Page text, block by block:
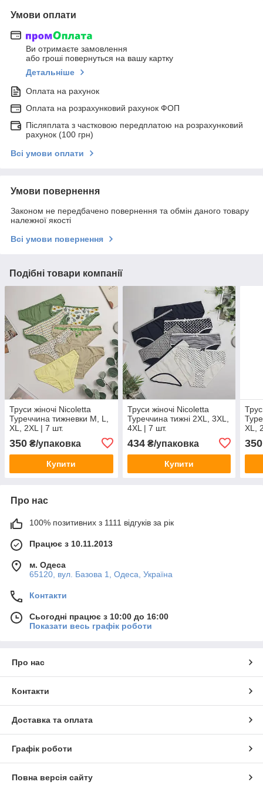
Умови оплати
Ви отримаєте замовлення
або гроші повернуться на вашу картку
Детальніше
Оплата на рахунок
Оплата на розрахунковий рахунок ФОП
Післяплата з частковою передплатою на розрахунковий
рахунок (100 грн)
Всі умови оплати
Умови повернення
Законом не передбачено повернення та обмін даного товару
належної якості
Всі умови повернення
Подібні товари компанії
Труси жіночі Nicoletta
Туреччина тижневки M, L,
XL, 2XL | 7 шт.
350 ₴/упаковка
Купити
Труси жіночі Nicoletta
Туреччина тижні 2XL, 3XL,
4XL | 7 шт.
434₴/упаковка
Купити
XL,
350
Про нас
100% позитивних з 1111 відгуків за рік
Працює з 10.11.2013
м. Одеса
65120, вул. Базова 1, Одеса, Україна
Контакти
Сьогодні працює з 10:00 до 16:00
Показати весь графік роботи
Про нас
Контакти
Доставка та оплата
Графік роботи
Повна версія сайту